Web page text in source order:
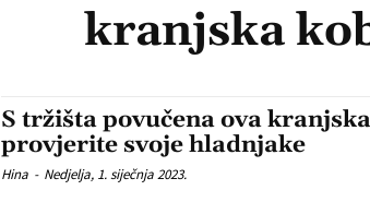
kranjska
S tržišta povučena ova
provjerite svoje hladnjake
Hina - Nedjelja, 1. siječnja 2023.